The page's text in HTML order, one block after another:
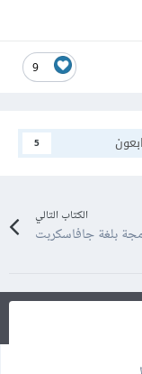
9
5
الكتاب التالي
بلغة جافاسكربت